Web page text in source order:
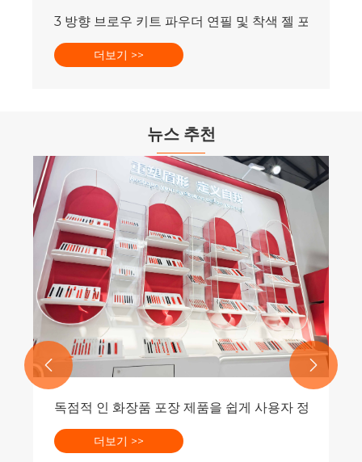
리필 가능한 듀얼 엔드 브로우 마스카라 및 연필 포장
더보기 >>
뉴스 추천
방법은 무엇입니까? - 신신은 세 단계를 가르쳐줍니다
 